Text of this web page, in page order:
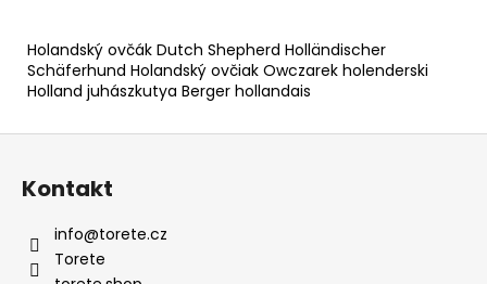
Holandský ovčák Dutch Shepherd Holländischer
Schäferhund Holandský ovčiak Owczarek holenderski
Holland juhászkutya Berger hollandais
Z
Kontakt
info@torete.cz
Torete